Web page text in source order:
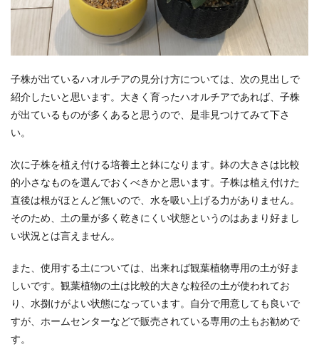
子株が出ているハオルチアの見分け方については、次の見出しで
紹介したいと思います。大きく育ったハオルチアであれば、子株
が出ているものが多くあると思うので、是非見つけてみて下さ
い。
次に子株を植え付ける培養土と鉢になります。鉢の大きさは比較
的小さなものを選んでおくべきかと思います。子株は植え付けた
直後は根がほとんど無いので、水を吸い上げる力がありません。
そのため、土の量が多く乾きにくい状態というのはあまり好まし
い状況とは言えません。
また、使用する土については、出来れば観葉植物専用の土が好ま
しいです。観葉植物の土は比較的大きな粒径の土が使われてお
り、水捌けがよい状態になっています。自分で用意しても良いで
すが、ホームセンターなどで販売されている専用の土もお勧めで
す。